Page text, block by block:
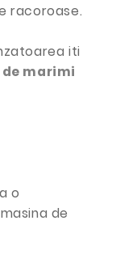
racoroase.
iti
marimi
o
de